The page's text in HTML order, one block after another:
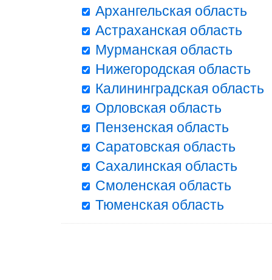
Архангельская область
Астраханская область
Мурманская область
Нижегородская область
Калининградская область
Орловская область
Пензенская область
Саратовская область
Сахалинская область
Смоленская область
Тюменская область